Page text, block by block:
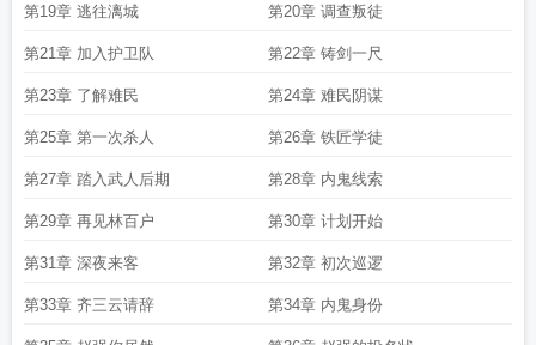
第19章 逃往漓城 第20章 调查叛徒
第21章 加入护卫队 第22章 铸剑一尺
第23章 了解难民 第24章 难民阴谋
第25章 第一次杀人 第26章 铁匠学徒
第27章 踏入武人后期 第28章 内鬼线索
第29章 再见林百户 第30章 计划开始
第31章 深夜来客 第32章 初次巡逻
第33章 齐三云请辞 第34章 内鬼身份